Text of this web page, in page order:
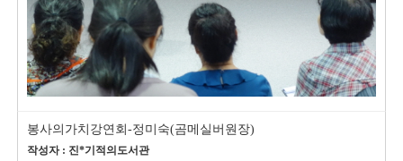
봉사의가치강연회-정미숙(곰메실버원장)
작성자 : 진*기적의도서관